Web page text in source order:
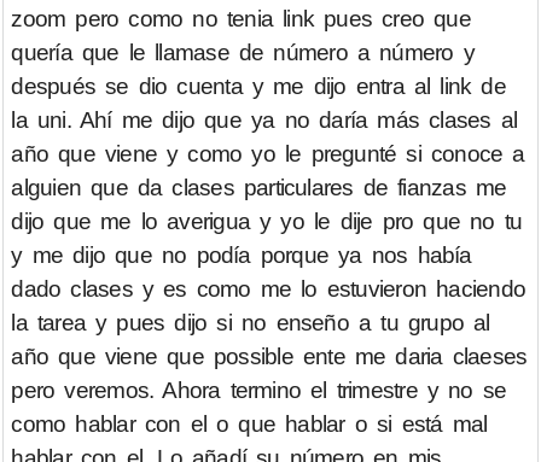
zoom pero como no tenia link pues creo que
quería que le llamase de número a número y
después se dio cuenta y me dijo entra al link de
la uni. Ahí me dijo que ya no daría más clases al
año que viene y como yo le pregunté si conoce a
alguien que da clases particulares de fianzas me
dijo que me lo averigua y yo le dije pro que no tu
y me dijo que no podía porque ya nos había
dado clases y es como me lo estuvieron haciendo
la tarea y pues dijo si no enseño a tu grupo al
año que viene que possible ente me daria claeses
pero veremos. Ahora termino el trimestre y no se
como hablar con el o que hablar o si está mal